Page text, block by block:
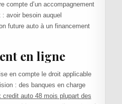
compte d’un accompagnement
avoir besoin auquel
future auto à un financement
en ligne
en compte le droit applicable
: des banques en charge
credit auto 48 mois plupart des